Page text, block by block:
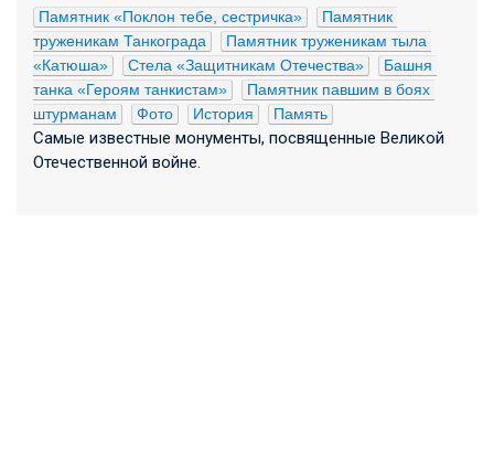
Памятник «Поклон тебе, сестричка»
Памятник
труженикам Танкограда
Памятник труженикам тыла
«Катюша»
Стела «Защитникам Отечества»
Башня
танка «Героям танкистам»
Памятник павшим в боях
штурманам
Фото История Память
Самые известные монументы, посвященные Великой
Отечественной войне.